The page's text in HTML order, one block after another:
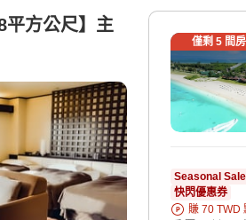
平方公尺】主
僅剩 5間房
Seasonal Sale
快閃優惠券
賺 70 TWD